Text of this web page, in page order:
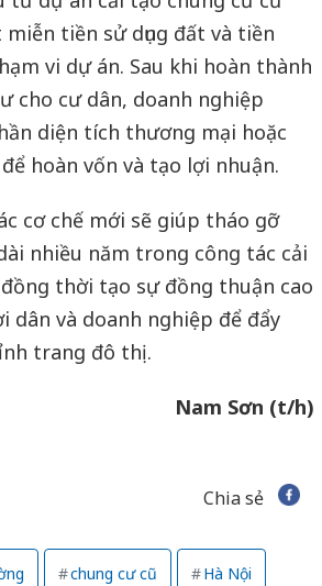
tiền sử dụng đất và tiền
vi dự án. Sau khi hoàn thành
cho cư dân, doanh nghiệp
diện tích thương mại hoặc
hoàn vốn và tạo lợi nhuận.
cơ chế mới sẽ giúp tháo gỡ
nhiều năm trong công tác cải
thời tạo sự đồng thuận cao
dân và doanh nghiệp để đẩy
trang đô thị.
Nam Sơn (t/h)
Chia sẻ
chung cư cũ Hà Nội